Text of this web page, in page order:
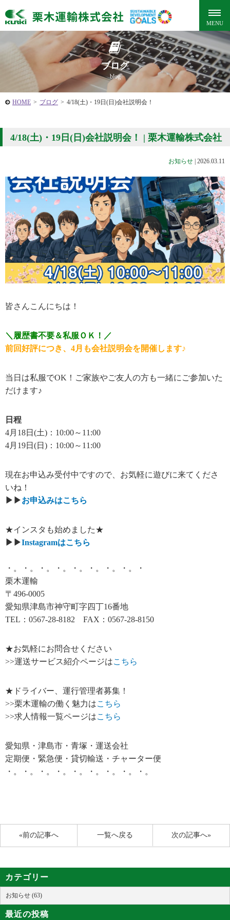
ブログ
blog
HOME > ブログ > 4/18(土)・19日(日)会社説明会！
4/18(土)・19日(日)会社説明会！ | 栗木運輸株式会社
お知らせ 2026.03.11
皆さんこんにちは！
＼履歴書不要＆私服ＯＫ！／
前回好評につき、4月も会社説明会を開催します♪
当日は私服でOK！ご家族やご友人の方も一緒にご参加いた
だけます♪
日程
4月18日(土)：10:00～11:00
4月19日(日)：10:00～11:00
現在お申込み受付中ですので、お気軽に遊びに来てくださ
いね！
▶▶お申込みはこちら
★インスタも始めました★
▶▶Instagramはこちら
・。・。・。・。・。・。・。・。・
栗木運輸
〒496-0005
愛知県津島市神守町字四丁16番地
TEL：0567-28-8182 FAX：0567-28-8150
★お気軽にお問合せください
>>運送サービス紹介ページはこちら
★ドライバー、運行管理者募集！
>>栗木運輸の働く魅力はこちら
>>求人情報一覧ページはこちら
愛知県・津島市・青塚・運送会社
定期便・緊急便・貸切輸送・チャーター便
・。・。・。・。・。・。・。・。・。
«前の記事へ 次の記事へ»
一覧へ戻る
カテゴリー
お知らせ (63)
最近の投稿